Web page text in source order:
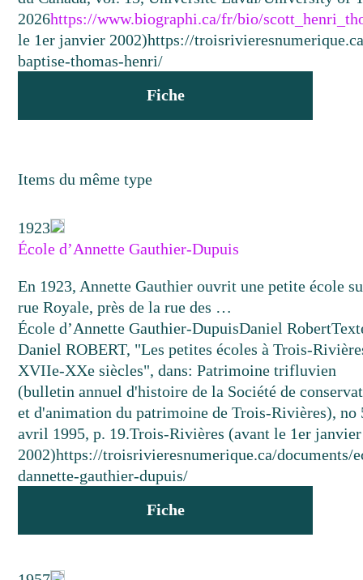
2026https://www.biographi.ca/fr/bio/
le 1er janvier 2002)https://
baptise-thomas-henri/
Fiche
Items du même type
1923
École d’Annette Gauthier-Dupuis
En 1923, Annette Gauthier ouvrit une petite école
rue Royale, près de la rue des …
École d’Annette Gauthier-DupuisDaniel Robert
Daniel ROBERT, "Les petites écoles à Trois-
XVIIe-XXe siècles", dans: Patrimoine trifluvien
(bulletin annuel d'histoire de la Société de
et d'animation du patrimoine de Trois-Rivières), no
avril 1995, p. 19.Trois-Rivières (avant le 1er janvier
2002)https://troisrivieresnumerique.ca/documents/
dannette-gauthier-dupuis/
Fiche